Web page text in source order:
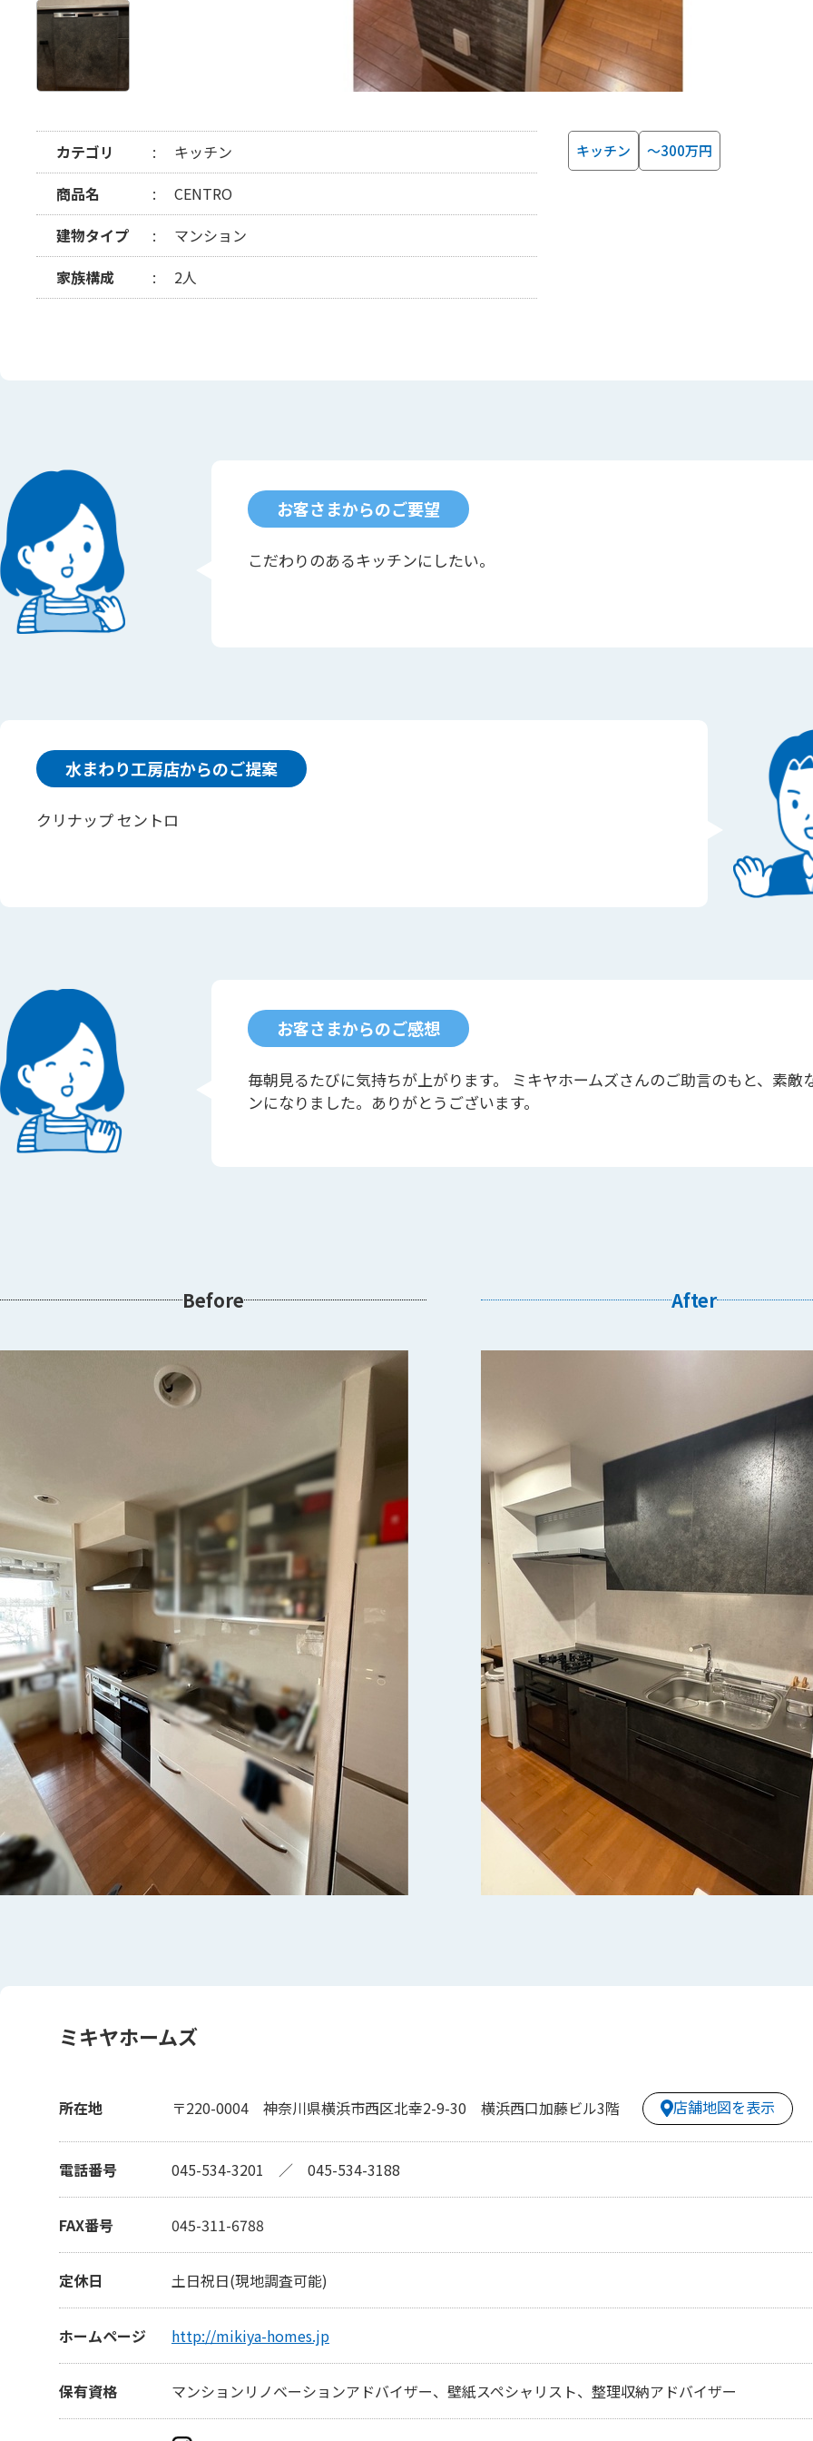
カテゴリ
キッチン
商品名
CENTRO
建物タイプ
マンション
家族構成
2人
キッチン ～300万円
お客さまからのご要望
こだわりのあるキッチンにしたい。
水まわり工房店からのご提案
クリナップ セントロ
お客さまからのご感想
毎朝見るたびに気持ちが上がります。 ミキヤホームズさんのご助言のもと、素敵
ンになりました。ありがとうございます。
Before After
ミキヤホームズ
所在地 〒220-0004 神奈川県横浜市西区北幸2-9-30 横浜西口加藤ビル3階 店舗地図を表示
電話番号 045-534-3201 ／ 045-534-3188
FAX番号 045-311-6788
定休日 土日祝日(現地調査可能)
ホームページ http://mikiya-homes.jp
保有資格 マンションリノベーションアドバイザー、壁紙スペシャリスト、整理収納アドバイザー